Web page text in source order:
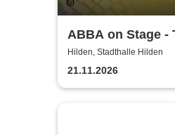
ABBA on Stage -
Show
Hilden, Stadthalle Hilden
21.11.2026